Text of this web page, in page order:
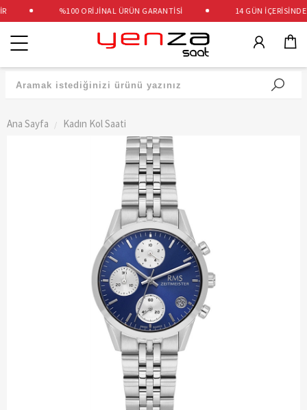
%100 ORİJİNAL ÜRÜN GARANTİSİ 14 GÜN İÇERİSİNDE
Kategoriler
Ana Sayfa Kadın Kol Saati